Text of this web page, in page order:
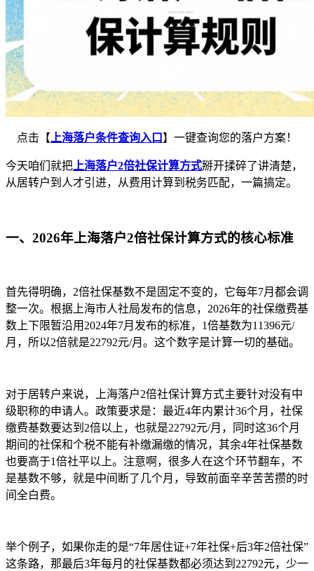
点击【 上海落户条件查询入口 】一键查询您的落户方案！
今天咱们就把 上海落户2倍社保计算方式掰开揉碎了讲清楚，
从居转户到人才引进，从费用计算到税务匹配，一篇搞定。
一、2026年上海落户2倍社保计算方式的核心标准
首先得明确，2倍社保基数不是固定不变的，它每年7月都会调
整一次。根据上海市人社局发布的信息，2026年的社保缴费基
数上下限暂沿用2024年7月发布的标准，1倍基数为11396元/
月，所以2倍就是22792元/月。这个数字是计算一切的基础。
对于居转户来说，上海落户2倍社保计算方式主要针对没有中
级职称的申请人。政策要求是：最近4年内累计36个月，社保
缴费基数要达到2倍以上，也就是22792元/月，同时这36个月
期间的社保和个税不能有补缴漏缴的情况，其余4年社保基数
也要高于1倍社平以上。注意啊，很多人在这个环节翻车，不
是基数不够，就是中间断了几个月，导致前面辛辛苦苦攒的时
间全白费。
举个例子，如果你走的是“7年居住证+7年社保+后3年2倍社保”
这条路，那最后3年每月的社保基数都必须达到22792元，少一